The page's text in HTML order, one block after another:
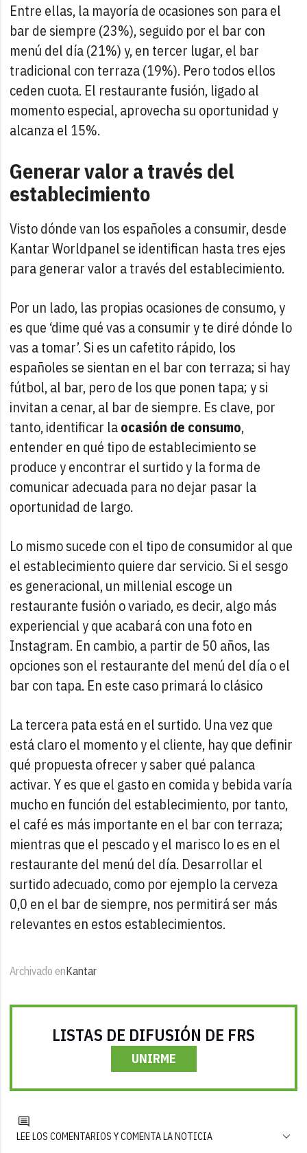
Entre ellas, la mayoría de ocasiones son para el
bar de siempre (23%), seguido por el bar con
menú del día (21%) y, en tercer lugar, el bar
tradicional con terraza (19%). Pero todos ellos
ceden cuota. El restaurante fusión, ligado al
momento especial, aprovecha su oportunidad y
alcanza el 15%.
Generar valor a través del
establecimiento
Visto dónde van los españoles a consumir, desde
Kantar Worldpanel se identifican hasta tres ejes
para generar valor a través del establecimiento.
Por un lado, las propias ocasiones de consumo, y
es que ‘dime qué vas a consumir y te diré dónde lo
vas a tomar’. Si es un cafetito rápido, los
españoles se sientan en el bar con terraza; si hay
fútbol, al bar, pero de los que ponen tapa; y si
invitan a cenar, al bar de siempre. Es clave, por
tanto, identificar laocasión de consumo,
entender en qué tipo de establecimiento se
produce y encontrar el surtido y la forma de
comunicar adecuada para no dejar pasar la
oportunidad de largo.
Lo mismo sucede con el tipo de consumidor al que
el establecimiento quiere dar servicio. Si el sesgo
es generacional, un millenial escoge un
restaurante fusión o variado, es decir, algo más
experiencial y que acabará con una foto en
Instagram. En cambio, a partir de 50 años, las
opciones son el restaurante del menú del día o el
bar con tapa. En este caso primará lo clásico
La tercera pata está en el surtido. Una vez que
está claro el momento y el cliente, hay que definir
qué propuesta ofrecer y saber qué palanca
activar. Y es que el gasto en comida y bebida varía
mucho en función del establecimiento, por tanto,
el café es más importante en el bar con terraza;
mientras que el pescado y el marisco lo es en el
restaurante del menú del día. Desarrollar el
surtido adecuado, como por ejemplo la cerveza
0,0 en el bar de siempre, nos permitirá ser más
relevantes en estos establecimientos.
Archivado enKantar
LISTAS DE DIFUSIÓN DE FRS
UNIRME
LEE LOS COMENTARIOS Y COMENTA LA NOTICIA